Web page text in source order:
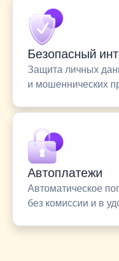
Безопасный
Защита личных
и мошеннических
Автоплатежи
Автоматическое
без комиссии и в